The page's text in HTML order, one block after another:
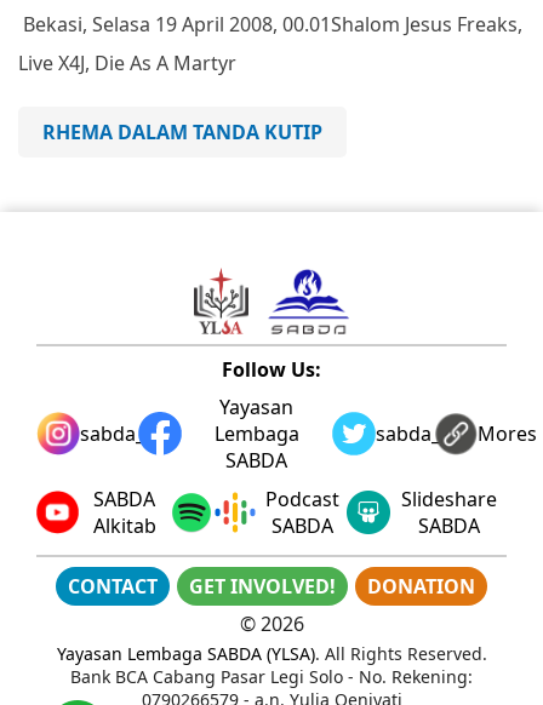
Bekasi, Selasa 19 April 2008, 00.01Shalom Jesus Freaks,
Live X4J, Die As A Martyr
RHEMA DALAM TANDA KUTIP
Follow Us:
sabda_ylsa
Yayasan
Lembaga
SABDA
sabda_ylsaMores
SABDA
Alkitab
Podcast
SABDA
Slideshare
SABDA
CONTACT GET INVOLVED!
DONATION
©2026
Yayasan Lembaga SABDA (YLSA). All Rights Reserved.
Bank BCA Cabang Pasar Legi Solo - No. Rekening:
0790266579 - a.n. Yulia Oeniyati